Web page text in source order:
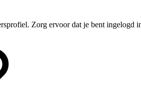
Zorg ervoor dat je bent ingelogd